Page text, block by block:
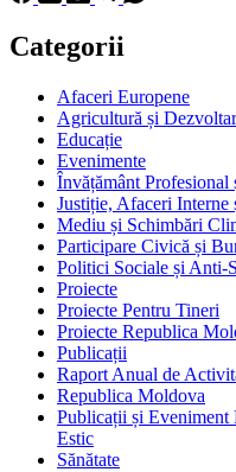
Categorii
Afaceri Europene
Agricultură și
Educație
Evenimente
Învățământ Profesional
Justiție, Afaceri
Mediu și Schimbări
Participare Civică și
Politici Sociale și Anti-
Proiecte
Proiecte Pentru Tineri
Proiecte Republica
Publicații
Raport Anual de
Republica Moldova
Publicații și Eveniment
Estic
Sănătate